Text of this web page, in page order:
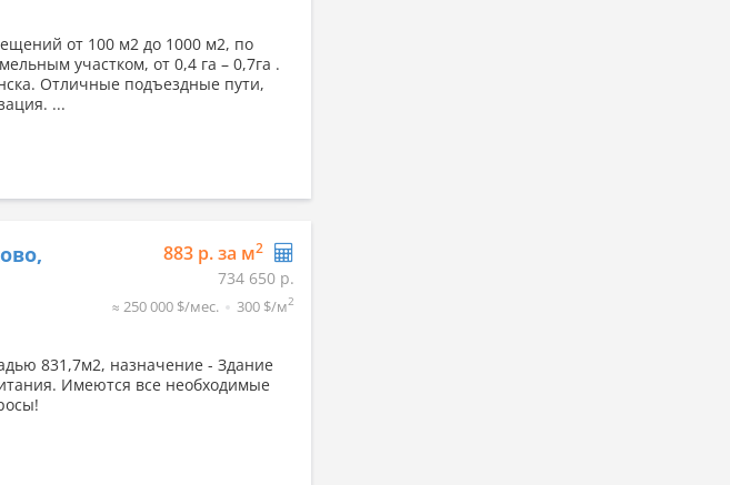
от 100 м2 до 1000 м2, по
участком, от 0,4 га – 0,7га .
Отличные подъездные пути,
...
883 р. за м2
734 650 р.
≈ 250 000 $/мес. 300 $/м2
831,7м2, назначение - Здание
Имеются все необходимые